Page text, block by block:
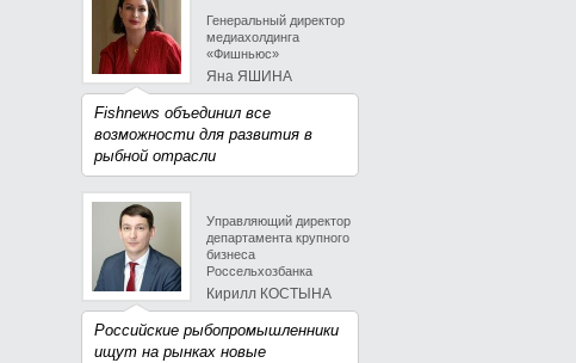
Генеральный директор
медиахолдинга
«Фишньюс»
Яна ЯШИНА
Fishnews объединил все
возможности для развития в
рыбной отрасли
Управляющий директор
департамента крупного
бизнеса
Россельхозбанка
Кирилл КОСТЫНА
Российские рыбопромышленники
ищут на рынках новые